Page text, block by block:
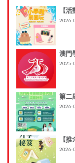
【
2026-
澳門
2025-
第二
2026-
【
2026-